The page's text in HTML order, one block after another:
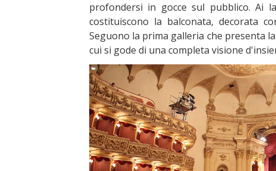
profondersi in gocce sul pubblico. Ai
costituiscono la balconata, decorata
Seguono la prima galleria che presenta
cui si gode di una completa visione